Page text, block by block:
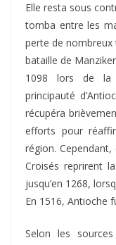
Elle resta sous
tomba entre les
perte de nombreux
bataille de
1098 lors de la
principauté
récupéra
efforts pour
région.
Croisés reprirent
jusqu’en 1268,
En 1516, Antioche
Selon les